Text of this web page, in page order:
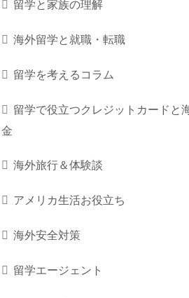
留学と家族の理解
海外留学と就職・転職
留学を考えるコラム
留学で役立つクレジットカードと
金
海外旅行＆体験談
アメリカ生活お役立ち
海外安全対策
留学エージェント